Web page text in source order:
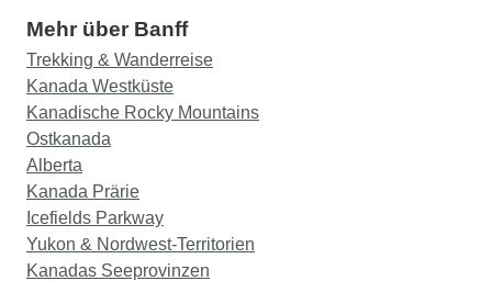
Mehr über Banff
Trekking & Wanderreise
Kanada Westküste
Kanadische Rocky Mountains
Ostkanada
Alberta
Kanada Prärie
Icefields Parkway
Yukon & Nordwest-Territorien
Kanadas Seeprovinzen